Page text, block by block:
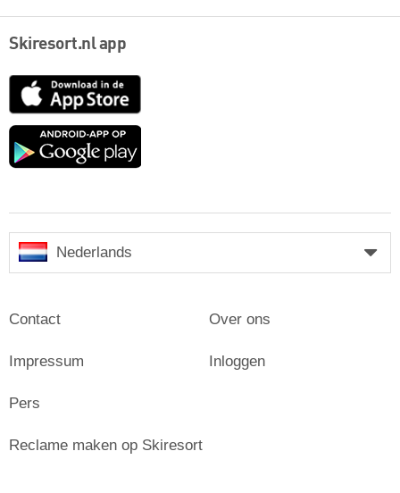
Skiresort.nl app
App
Google
Nederlands
Contact
Impressum
Pers
Over ons
Inloggen
Reclame maken op Skiresort